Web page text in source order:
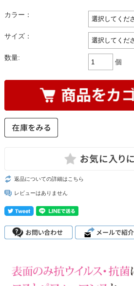
カラー：
サイズ：
数量:
個
返品についての詳細はこちら
レビューはありません